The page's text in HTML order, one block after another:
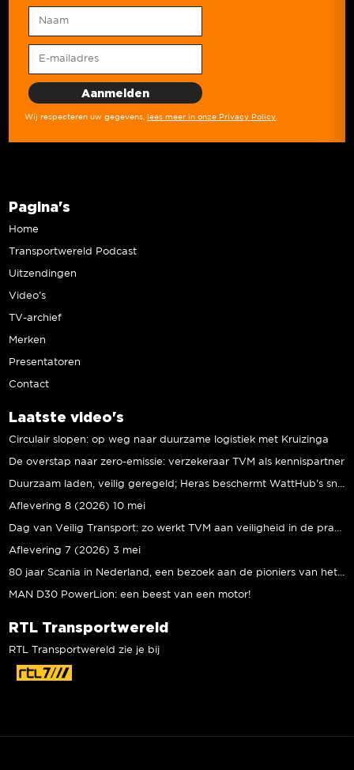
Wij respecteren uw gegevens, lees meer in onze Privacy Policy
Pagina's
Home
Transportwereld Podcast
Uitzendingen
Video’s
TV-archief
Merken
Presentatoren
Contact
Laatste video's
Circulair slopen: op weg naar duurzame logistiek met Kruizinga
De overstap naar zero-emissie: verzekeraar TVM als kennispartner
Aflevering 8 (2026) 10 mei
Aflevering 7 (2026) 3 mei
MAN D30 PowerLion: een beest van een motor!
RTL Transportwereld
RTL Transportwereld zie je bij